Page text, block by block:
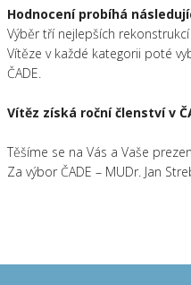
Hodnocení probíhá
Výběr tří nejlepších
Vítěze v každé kategorii poté
ČADE.
Vítěz získá roční členství v
Těšíme se na Vás a Vaše
Za výbor ČADE – MUDr. Jan